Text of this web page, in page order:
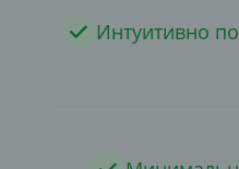
Интуитивно